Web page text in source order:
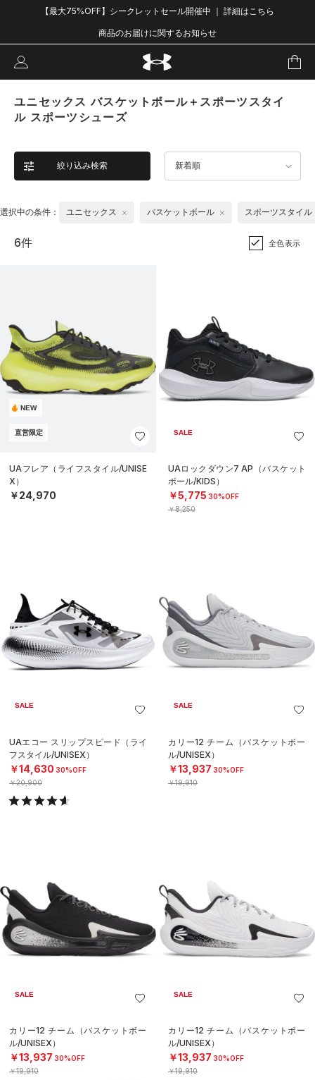
【最大75%OFF】シークレットセール開催中 ｜ 詳細はこちら
商品のお届けに関するお知らせ
ユニセックス バスケットボール＋スポーツスタイ
ル スポーツシューズ
絞り込み検索 新着順
選択中の条件： ユニセックス バスケットボール スポーツスタイル
6件 全色表示
NEW
直営限定
UAフレア（ライフスタイル/UNISE
X）
￥24,970
SALE
UAロックダウン7 AP（バスケット
ボール/KIDS）
￥5,775 30%OFF
￥8,250
SALE
UAエコー スリップスピード（ライ
フスタイル/UNISEX）
￥14,630 30%OFF
￥20,900
SALE
カリー12 チーム（バスケットボー
ル/UNISEX）
￥13,937 30%OFF
￥19,910
SALE
カリー12 チーム（バスケットボー
ル/UNISEX）
￥13,937 30%OFF
￥19,910
SALE
カリー12 チーム（バスケットボー
ル/UNISEX）
￥13,937 30%OFF
￥19,910